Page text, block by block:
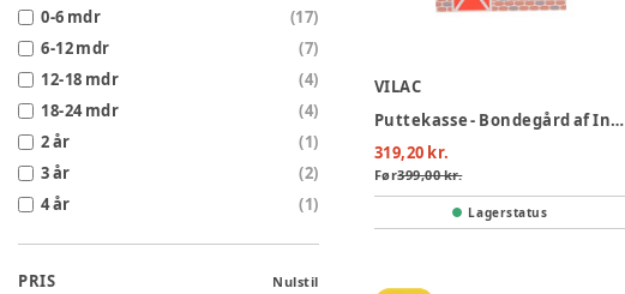
0-6 mdr (17)
6-12 mdr
(7)
12-18 mdr
(4)
18-24 mdr
(4)
2 år
(1)
3 år
(2)
4 år
(1)
PRIS Nulstil
VILAC
Puttekasse - Bondegård af Ingela P Arrhenius
319,20 kr.
Før399,00 kr.
Lagerstatus